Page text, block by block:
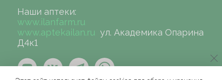
Наши аптеки:
www.ilanfarm.ru
www.aptekailan.ru ул. Академика Опарина
Д4к1